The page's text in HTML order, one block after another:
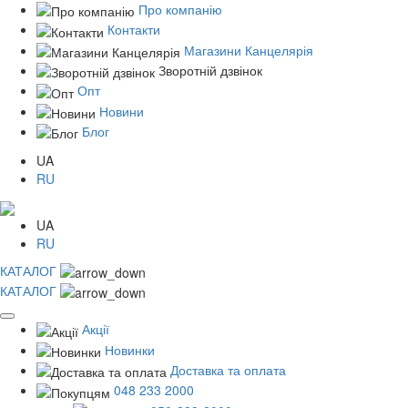
Про компанію
Контакти
Магазини Канцелярія
Зворотній дзвінок
Опт
Новини
Блог
UA
RU
UA
RU
КАТАЛОГ
КАТАЛОГ
Акції
Новинки
Доставка та оплата
048 233 2000